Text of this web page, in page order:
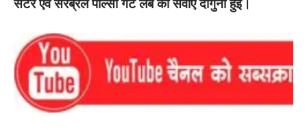
सेंटर एवं सेरेब्रल पाल्सी गेट लैब की सेवाएँ दोगुनी हुईं।